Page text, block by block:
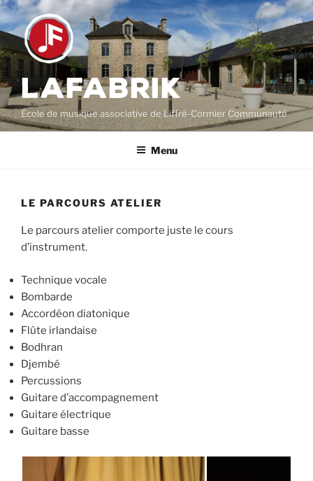
Aller
au
contenu
principal
LAFABRIK
École de musique associative de Liffré-Cormier Communauté
Menu
LE PARCOURS ATELIER
Le parcours atelier comporte juste le cours
d’instrument.
Technique vocale
Bombarde
Accordéon diatonique
Flûte irlandaise
Bodhran
Djembé
Percussions
Guitare d’accompagnement
Guitare électrique
Guitare basse